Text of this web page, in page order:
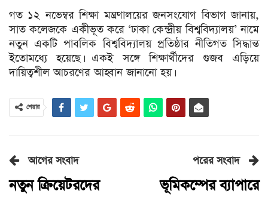
গত ১২ নভেম্বর শিক্ষা মন্ত্রণালয়ের জনসংযোগ বিভাগ জানায়,
সাত কলেজকে একীভূত করে ‘ঢাকা কেন্দ্রীয় বিশ্ববিদ্যালয়’ নামে
নতুন একটি পাবলিক বিশ্ববিদ্যালয় প্রতিষ্ঠার নীতিগত সিদ্ধান্ত
ইতোমধ্যে হয়েছে। একই সঙ্গে শিক্ষার্থীদের গুজব এড়িয়ে
দায়িত্বশীল আচরণের আহ্বান জানানো হয়।
শেয়ার
আগের সংবাদ
নতুন ক্রিয়েটরদের
পরের সংবাদ
ভূমিকম্পের ব্যাপারে